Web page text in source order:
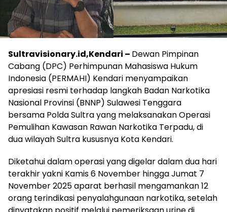
Sultravisionary.id,Kendari – Dewan Pimpinan
Cabang (DPC) Perhimpunan Mahasiswa Hukum
Indonesia (PERMAHI) Kendari menyampaikan
apresiasi resmi terhadap langkah Badan Narkotika
Nasional Provinsi (BNNP) Sulawesi Tenggara
bersama Polda Sultra yang melaksanakan Operasi
Pemulihan Kawasan Rawan Narkotika Terpadu, di
dua wilayah Sultra kususnya Kota Kendari.
Diketahui dalam operasi yang digelar dalam dua hari
terakhir yakni Kamis 6 November hingga Jumat 7
November 2025 aparat berhasil mengamankan 12
orang terindikasi penyalahgunaan narkotika, setelah